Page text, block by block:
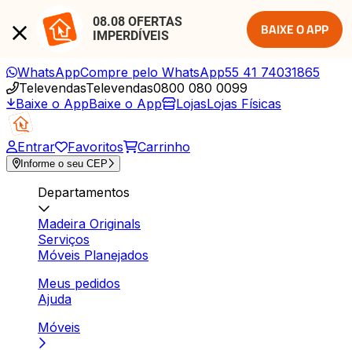
08.08 OFERTAS
IMPERDÍVEIS
BAIXE O APP
WhatsAppCompre pelo WhatsApp55 41 74031865
TelevendasTelevendas0800 080 0099
Baixe o AppBaixe o App LojasLojas Físicas
Entrar Favoritos Carrinho
Informe o seu CEP
Departamentos
Madeira Originals
Serviços
Móveis Planejados
Meus pedidos
Ajuda
Móveis